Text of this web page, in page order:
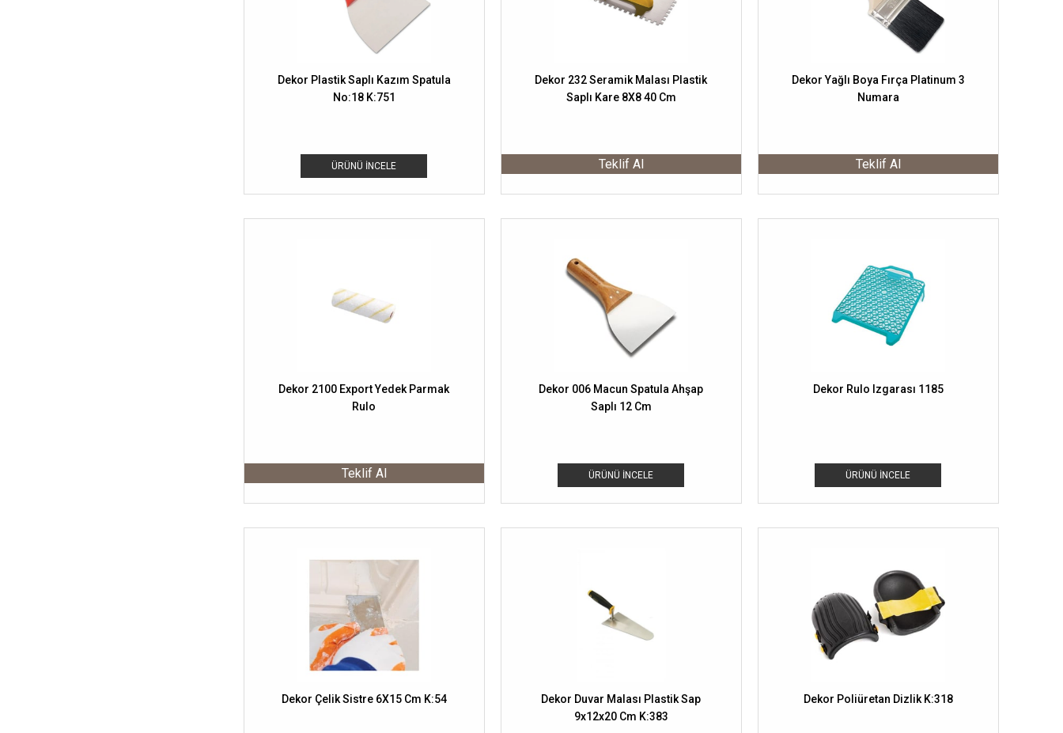
ÜRÜNÜ İNCELE
Dekor Plastik Saplı Kazım Spatula
No:18 K:751
Dekor 232 Seramik Malası Plastik
Saplı Kare 8X8 40 Cm
Teklif Al
Dekor Yağlı Boya Fırça Platinum 3
Numara
Teklif Al
Dekor 2100 Export Yedek Parmak
Rulo
Teklif Al ÜRÜNÜ İNCELE
Dekor 006 Macun Spatula Ahşap
Saplı 12 Cm
ÜRÜNÜ İNCELE
Dekor Rulo Izgarası 1185
Dekor Çelik Sistre 6X15 Cm K:54
Dekor Duvar Malası Plastik Sap
9x12x20 Cm K:383
Dekor Poliüretan Dizlik K:318